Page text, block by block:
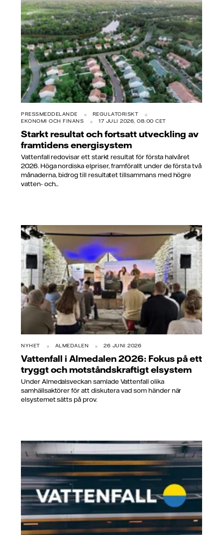
PRESSMEDDELANDE
REGULATORISKT
EKONOMI OCH FINANS
17 JULI 2026, 08:00 CET
Starkt resultat och fortsatt utveckling av
framtidens energisystem
Vattenfall redovisar ett starkt resultat för första halvåret
2026. Höga nordiska elpriser, framförallt under de första två
månaderna, bidrog till resultatet tillsammans med högre
vatten- och...
NYHET ALMEDALEN 26 JUNI 2026
Vattenfall i Almedalen 2026: Fokus på ett
tryggt och motståndskraftigt elsystem
Under Almedalsveckan samlade Vattenfall olika
samhällsaktörer för att diskutera vad som händer när
elsystemet sätts på prov.